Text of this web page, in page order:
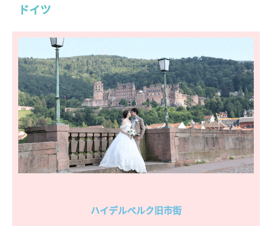
ドイツ
ハイデルベルク旧市街